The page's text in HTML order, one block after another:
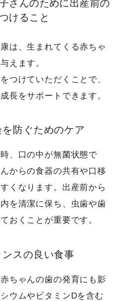
さんのために出産前の
けること
は、生まれてくる赤ちゃ
えます。
つけていただくことで、
長をサポートできます。
防ぐためのケア
、口の中が無菌状態で
からの食器の共有や口移
くなります。出産前から
を清潔に保ち、虫歯や歯
おくことが重要です。
スの良い食事
ちゃんの歯の発育にも影
ウムやビタミンDを含む